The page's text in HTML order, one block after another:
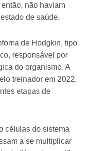
não haviam
de saúde.
de Hodgkin, tipo
responsável por
do organismo. A
treinador em 2022,
etapas de
células do sistema
a se multiplicar